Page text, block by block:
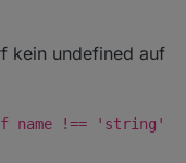
nicht.
|| author ==
+
klappen, author
kann nnicht
if (author
author =
kein undefined auf
name !== 'string'